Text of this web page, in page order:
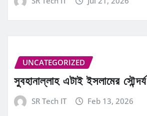
UNCATEGORIZED
সুবহানাল্লাহ এটাই ইসলামের সৌন্দর্য
SR Tech IT Feb 13, 2026